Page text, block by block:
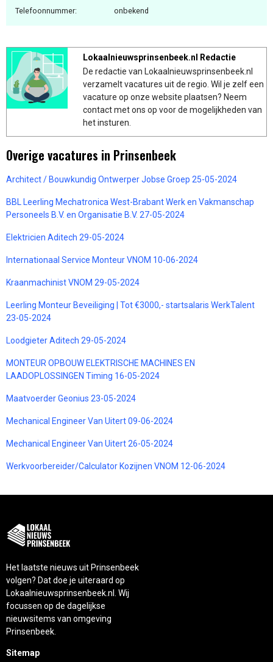
Telefoonnummer: onbekend
Lokaalnieuwsprinsenbeek.nl Redactie
De redactie van Lokaalnieuwsprinsenbeek.nl
verzamelt vacatures uit de regio. Wil je zelf een
vacature op onze website plaatsen? Neem
contact met ons op voor de mogelijkheden van
het insturen.
Overige vacatures in Prinsenbeek
Architect / Bouwkundig Ontwerper Jobse Groep 25-05-2024
BBL Leerling Mechatronica West-Brabant Werk en Vakmanschap
Personeels B.V. en Organisatie B.V. 27-05-2024
Elektricien Aditech 29-05-2024
Internationaal Service Monteur VNOM 10-06-2024
Kraanmachinist VNOM 29-05-2024
Leerling Monteur Beveiliging | Tot €3000,- startsalaris WerkTalent
23-05-2024
Loodgieter Aditech 29-05-2024
MONTEUR OPBOUW ELEKTRISCHE MACHINES EN
LAADOPLOSSINGEN Timing 16-05-2024
Maatvoerder Geonius 23-05-2024
Mechanical Engineer Van Uitert 09-06-2024
Mechanical Engineer Van Uitert 26-05-2024
Werkvoorbereider/Calculator Kozijnen VNOM 12-06-2024
Het laatste nieuws uit Prinsenbeek
volgen? Dat doe je uiteraard op
Lokaalnieuwsprinsenbeek.nl. Wij
focussen op de dagelijkse
nieuwsitems van omgeving
Prinsenbeek.
Sitemap